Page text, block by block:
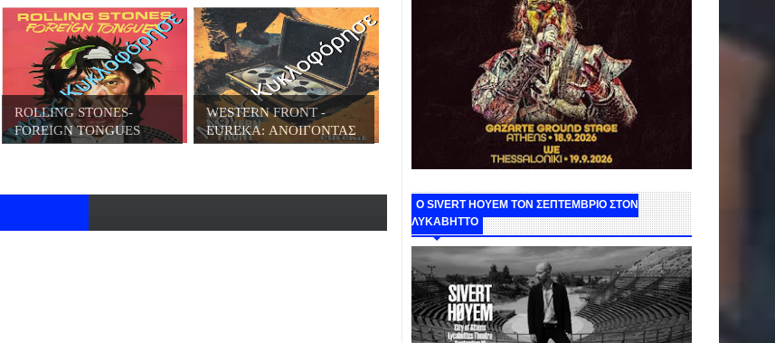
ROLLING STONES-
FOREIGN TONGUES
(202...
WESTERN FRONT -
EUREKA: ΑΝΟΙΓΟΝΤΑΣ
...
Ο SIVERT HOYEM ΤΟΝ ΣΕΠΤΕΜΒΡΙΟ ΣΤΟΝ
ΛΥΚΑΒΗΤΤΟ